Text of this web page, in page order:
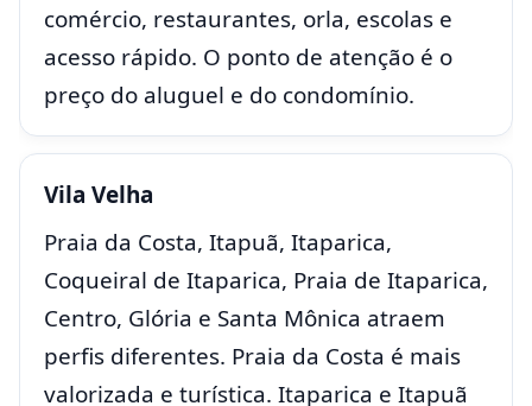
comércio, restaurantes, orla, escolas e
acesso rápido. O ponto de atenção é o
preço do aluguel e do condomínio.
Vila Velha
Praia da Costa, Itapuã, Itaparica,
Coqueiral de Itaparica, Praia de Itaparica,
Centro, Glória e Santa Mônica atraem
perfis diferentes. Praia da Costa é mais
valorizada e turística. Itaparica e Itapuã